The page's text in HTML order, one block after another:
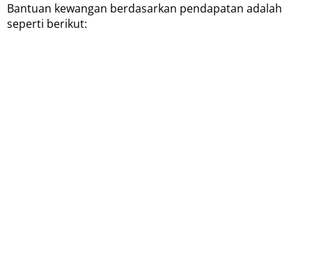
Bantuan kewangan berdasarkan pendapatan adalah
seperti berikut: